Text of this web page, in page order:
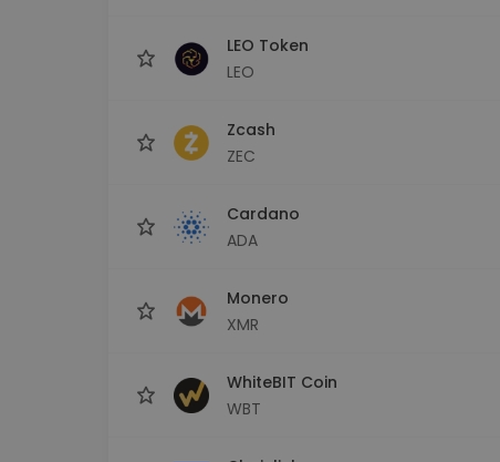
LEO Token
LEO
Zcash
ZEC
Cardano
ADA
Monero
XMR
WhiteBIT Coin
WBT